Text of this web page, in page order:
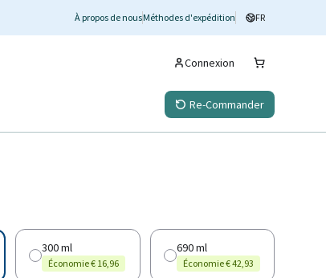
À propos de nousMéthodes d'expédition FR
Connexion
Re-Commander
300 ml
Économie € 16,96
690 ml
Économie € 42,93